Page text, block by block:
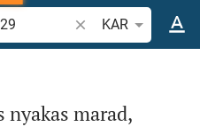
Igevers vagy szó
KAR
nyakas marad,